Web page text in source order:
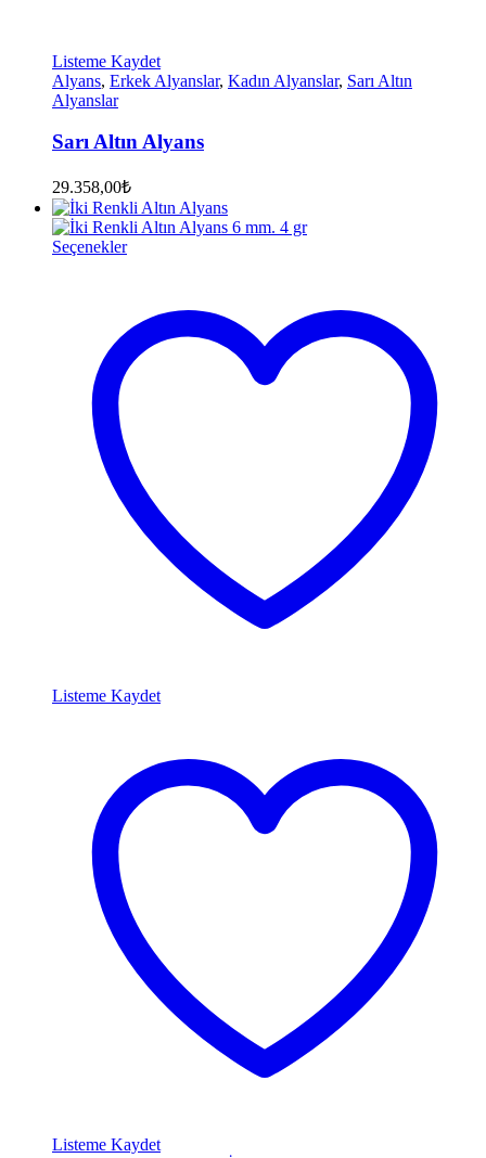
Listeme Kaydet
Alyans, Erkek Alyanslar, Kadın Alyanslar, Sarı Altın
Alyanslar
Sarı Altın Alyans
29.358,00₺
Seçenekler
Listeme Kaydet
Listeme Kaydet